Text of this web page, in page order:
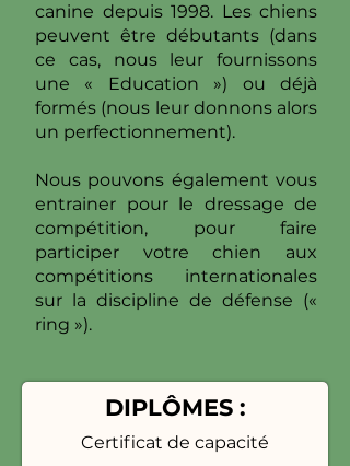
canine depuis 1998. Les chiens
peuvent être débutants (dans
ce cas, nous leur fournissons
une « Education ») ou déjà
formés (nous leur donnons alors
un perfectionnement).
Nous pouvons également vous
entrainer pour le dressage de
compétition, pour faire
participer votre chien aux
compétitions internationales
sur la discipline de défense («
ring »).
DIPLÔMES :
Certificat de capacité